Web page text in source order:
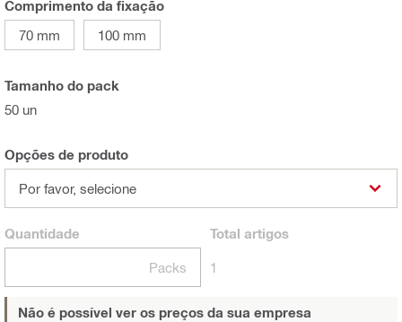
Comprimento da fixação
70 mm
100 mm
Tamanho do pack
50 un
Opções de produto
Por favor, selecione
Quantidade
Packs
Total artigos
1
Não é possível ver os preços da sua empresa